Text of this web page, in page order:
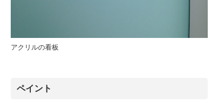
アクリルの看板
ペイント